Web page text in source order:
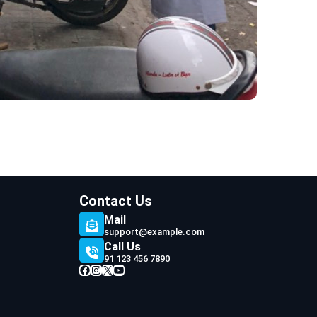
Contact Us
Mail
support@example.com
Call Us
91 123 456 7890
Facebook InstagramX YouTube